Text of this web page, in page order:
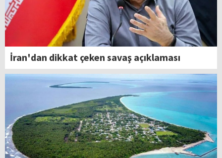
İran'dan dikkat çeken savaş açıklaması